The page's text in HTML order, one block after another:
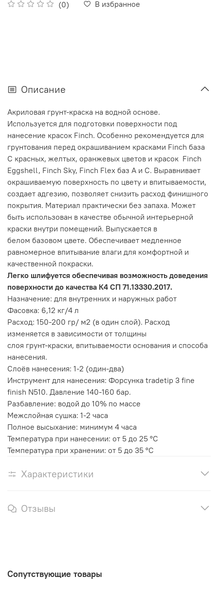
(0) В избранное
Описание
Акриловая грунт-краска на водной основе.
Используется для подготовки поверхности под
нанесение красок Finch. Особенно рекомендуется для
грунтования перед окрашиванием красками Finch база
С красных, желтых, оранжевых цветов и красок Finch
Eggshell, Finch Sky, Finch Flex баз А и С. Выравнивает
окрашиваемую поверхность по цвету и впитываемости,
создает адгезию, позволяет снизить расход финишного
покрытия. Материал практически без запаха. Может
быть использован в качестве обычной интерьерной
краски внутри помещений. Выпускается в
белом базовом цвете. Обеспечивает медленное
равномерное впитывание влаги для комфортной и
качественной покраски.
Легко шлифуется обеспечивая возможность доведения
поверхности до качества К4 СП 71.13330.2017.
Назначение: для внутренних и наружных работ
Фасовка: 6,12 кг/4 л
Расход: 150-200 гр/ м2 (в один слой). Расход
изменяется в зависимости от толщины
слоя грунт-краски, впитываемости основания и способа
нанесения.
Слоёв нанесения: 1-2 (один-два)
Инструмент для нанесения: Форсунка tradetip 3 fine
finish N510. Давление 140-160 бар.
Разбавление: водой до 10% по массе
Межслойная сушка: 1-2 часа
Полное высыхание: минимум 4 часа
Температура при нанесении: от 5 до 25 °C
Температура при хранении: от 5 до 35 °C
Характеристики
Отзывы
Сопутствующие товары